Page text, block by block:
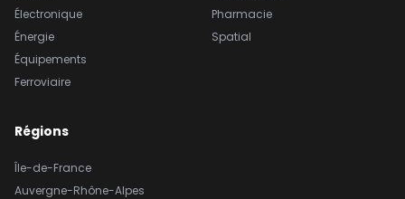
Électronique
Énergie
Équipements
Ferroviaire
Pharmacie
Spatial
Régions
Île-de-France
Auvergne-Rhône-Alpes